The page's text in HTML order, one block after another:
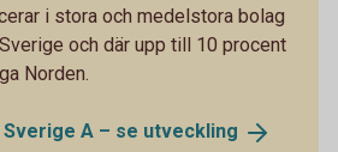
i stora och medelstora bolag
och där upp till 10 procent
Norden.
Sverige A – se utveckling